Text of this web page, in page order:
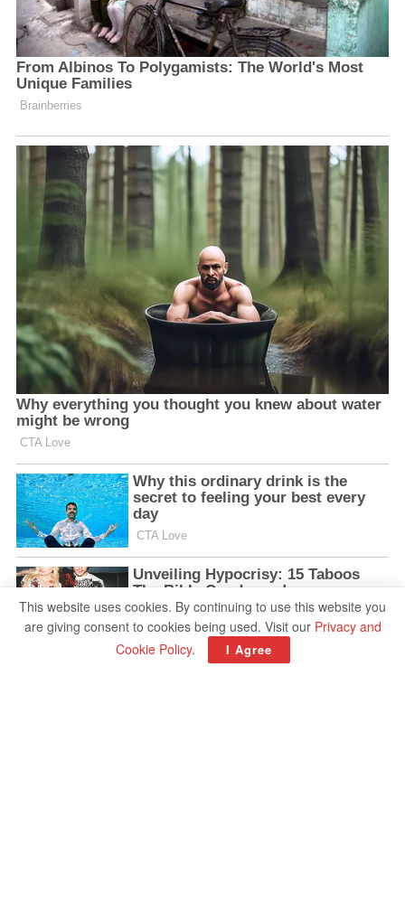
This website uses cookies. By continuing to use this website you
are giving consent to cookies being used. Visit our Privacy and
Cookie Policy. I Agree